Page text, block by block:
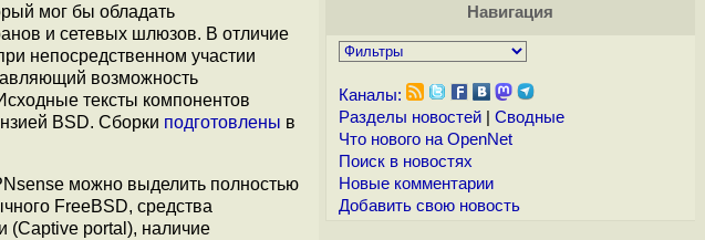
мог бы обладать
и сетевых шлюзов. В отличие
непосредственном участии
возможность
тексты компонентов
BSD. Сборки подготовлены в
можно выделить полностью
FreeBSD, средства
(Captive portal), наличие
Навигация
Каналы:
Разделы новостей| Сводные
Что нового на OpenNet
Поиск в новостях
Новые комментарии
Добавить свою новость